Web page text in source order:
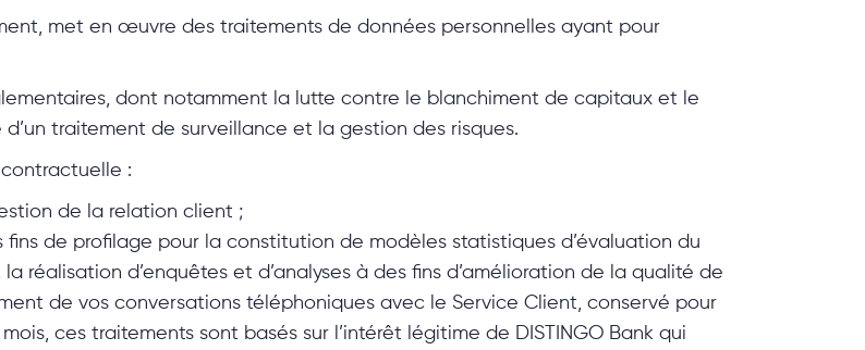
met en œuvre des traitements de données personnelles ayant pour
dont notamment la lutte contre le blanchiment de capitaux et le
traitement de surveillance et la gestion des risques.
:
de la relation client ;
fins de profilage pour la constitution de modèles statistiques d’évaluation du
réalisation d’enquêtes et d’analyses à des fins d’amélioration de la qualité de
de vos conversations téléphoniques avec le Service Client, conservé pour
, ces traitements sont basés sur l’intérêt légitime de DISTINGO Bank qui